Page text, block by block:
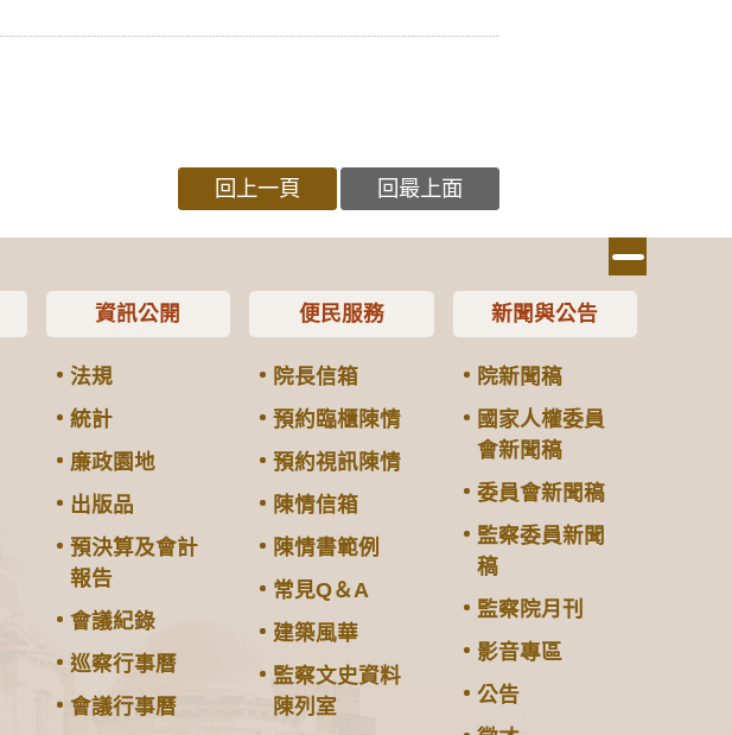
回上一頁 回最上面
資訊公開
法規
統計
廉政園地
出版品
預決算及會計
報告
會議紀錄
巡察行事曆
會議行事曆
便民服務
院長信箱
預約臨櫃陳情
預約視訊陳情
陳情信箱
陳情書範例
常見Q＆A
建築風華
監察文史資料
陳列室
新聞與公告
院新聞稿
國家人權委員
會新聞稿
委員會新聞稿
監察委員新聞
稿
監察院月刊
影音專區
公告